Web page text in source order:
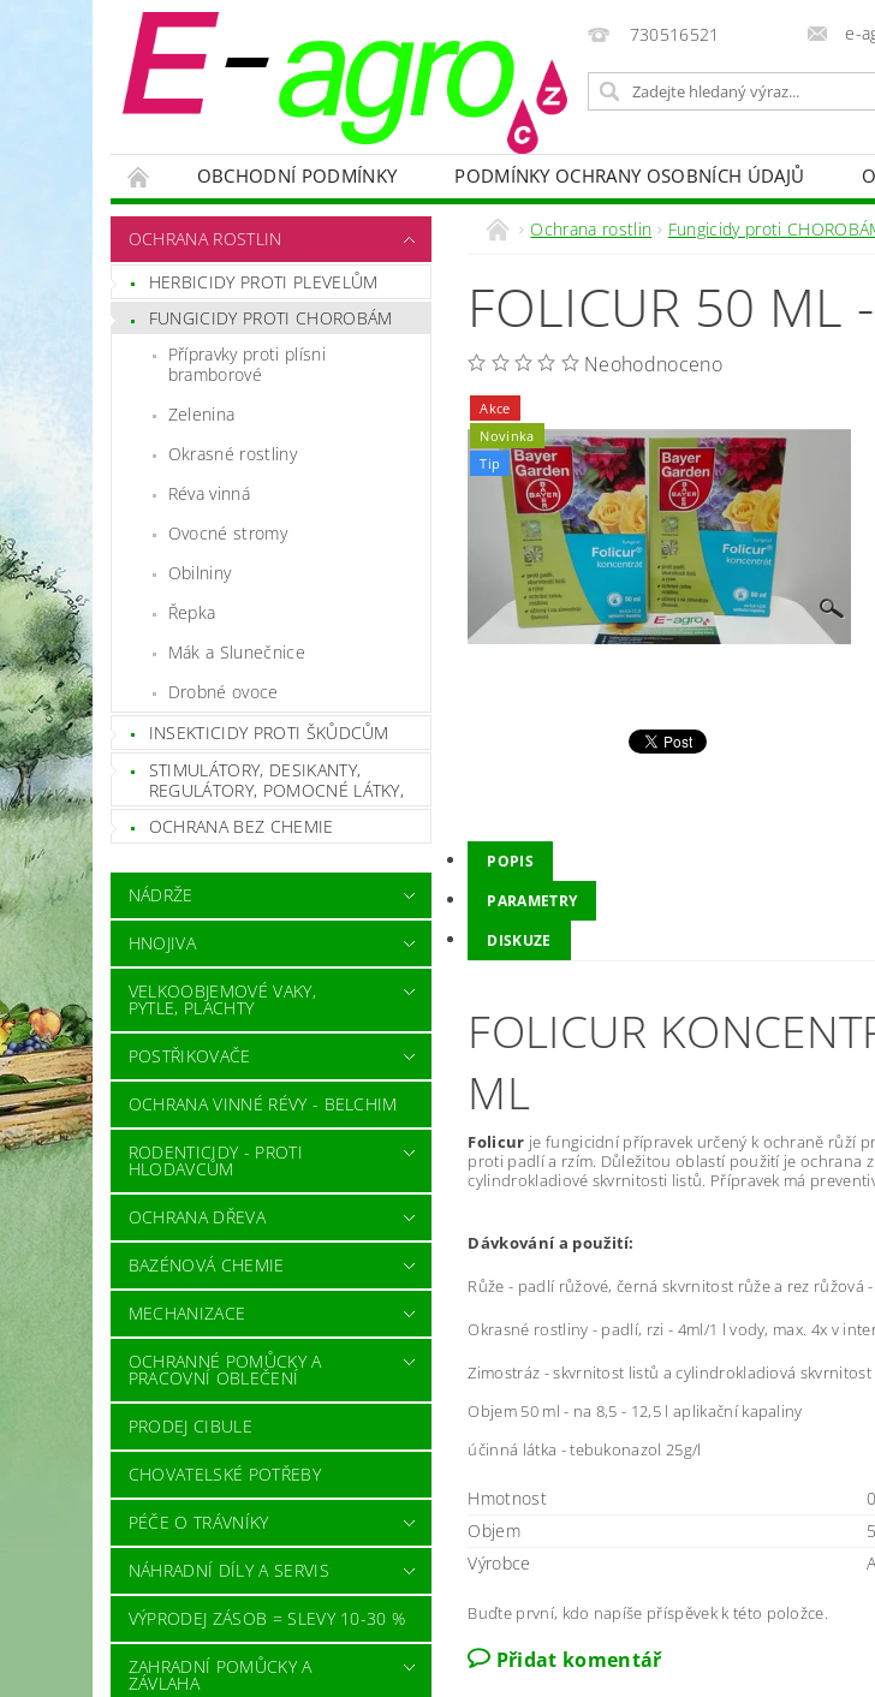
730516521 e-
OBCHODNÍ PODMÍNKY PODMÍNKY OCHRANY OSOBNÍCH ÚDAJŮ
NÁDRŽE
HNOJIVA VELKOOBJEMOVÉ VAKY, PYTLE, PLACHTY
RODENTICIDY - PROTI HLODAVCŮM
OCHRANNÉ POMŮCKY A PRACOVNÍ OBLEČENÍ
PRODEJ CIBULE
NÁHRADNÍ DÍLY A SERVIS
VÝPRODEJ ZÁSOB = SLEVY 10-30 %
OCHRANA ROSTLIN
HERBICIDY PROTI PLEVELŮM
FUNGICIDY PROTI CHOROBÁM
Přípravky proti plísni
bramborové
Zelenina
Okrasné rostliny
Réva vinná
Ovocné stromy
Obilniny
Řepka
Mák a Slunečnice
Drobné ovoce
INSEKTICIDY PROTI ŠKŮDCŮM
STIMULÁTORY, DESIKANTY,
REGULÁTORY, POMOCNÉ LÁTKY,
OCHRANA BEZ CHEMIE
NÁDRŽE
HNOJIVA
VELKOOBJEMOVÉ VAKY,
PYTLE, PLACHTY
POSTŘIKOVAČE
OCHRANA VINNÉ RÉVY - BELCHIM
RODENTICIDY - PROTI
HLODAVCŮM
OCHRANA DŘEVA
BAZÉNOVÁ CHEMIE
MECHANIZACE
OCHRANNÉ POMŮCKY A
PRACOVNÍ OBLEČENÍ
PRODEJ CIBULE
CHOVATELSKÉ POTŘEBY
PÉČE O TRÁVNÍKY
NÁHRADNÍ DÍLY A SERVIS
VÝPRODEJ ZÁSOB = SLEVY 10-30 %
ZAHRADNÍ POMŮCKY A
ZÁVLAHA
Ochrana rostlin Fungicidy proti
FOLICUR 50 ML
Neohodnoceno
Akce
Novinka
Tip
POPIS
PARAMETRY
DISKUZE
FOLICUR
ML
Folicur je fungicidní přípravek určený k ochraně růží
proti padlí a rzím. Důležitou oblastí použití je ochrana
cylindrokladiové skvrnitosti listů. Přípravek má
Dávkování a použití:
Růže - padlí růžové, černá skvrnitost růže a rez růžová
Okrasné rostliny - padlí, rzi - 4ml/1 l vody, max. 4x v
Zimostráz - skvrnitost listů a cylindrokladiová
Objem 50 ml - na 8,5 - 12,5 l aplikační kapaliny
účinná látka - tebukonazol 25g/l
Hmotnost
Objem
Výrobce
Buďte první, kdo napíše příspěvek k této položce.
Přidat komentář